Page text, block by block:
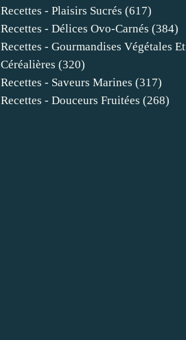
Recettes - Plaisirs Sucrés (617)
Recettes - Délices Ovo-Carnés (384)
Recettes - Gourmandises Végétales Et
Céréalières (320)
Recettes - Saveurs Marines (317)
Recettes - Douceurs Fruitées (268)